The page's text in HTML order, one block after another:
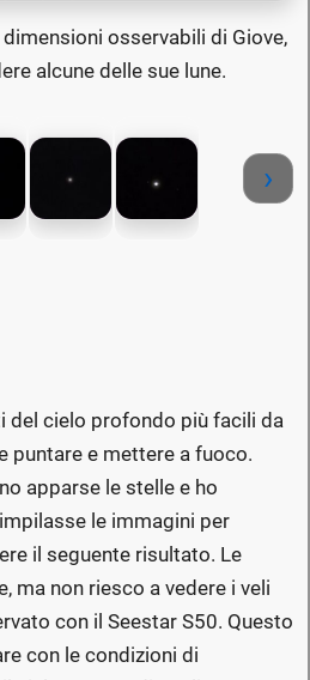
osservabili di Giove,
alcune delle sue lune.
›
del cielo profondo più facili da
puntare e mettere a fuoco.
apparse le stelle e ho
le immagini per
il seguente risultato. Le
ma non riesco a vedere i veli
con il Seestar S50. Questo
con le condizioni di